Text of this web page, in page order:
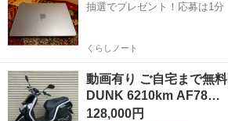
抽選でプレゼント！応募は1分
くらしノート
動画有り ご自宅まで無料
DUNK 6210km AF78…
128,000円